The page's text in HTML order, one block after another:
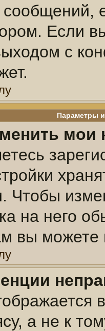
Если
с
Параметры
мои
Чтобы
на него
вы можете
а не к